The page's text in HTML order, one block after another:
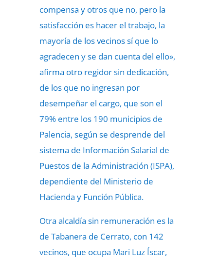
compensa y otros que no, pero la
satisfacción es hacer el trabajo, la
mayoría de los vecinos sí que lo
agradecen y se dan cuenta del ello»,
afirma otro regidor sin dedicación,
de los que no ingresan por
desempeñar el cargo, que son el
79% entre los 190 municipios de
Palencia, según se desprende del
sistema de Información Salarial de
Puestos de la Administración (ISPA),
dependiente del Ministerio de
Hacienda y Función Pública.
Otra alcaldía sin remuneración es la
de Tabanera de Cerrato, con 142
vecinos, que ocupa Mari Luz Íscar,